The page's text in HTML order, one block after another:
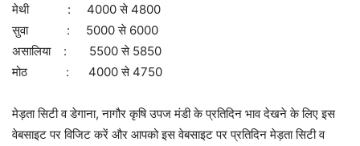
मेथी : 4000 से 4800
सुवा : 5000 से 6000
असालिया : 5500 से 5850
मोठ : 4000 से 4750
मेड़ता सिटी व डेगाना, नागौर कृषि उपज मंडी के प्रतिदिन भाव देखने के लिए इस
वेबसाइट पर विजिट करें और आपको इस वेबसाइट पर प्रतिदिन मेड़ता सिटी व